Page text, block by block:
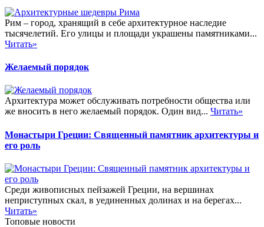
Рим – город, хранящий в себе архитектурное наследие
тысячелетий. Его улицы и площади украшены памятниками...
Читать»
Желаемый порядок
Архитектура может обслуживать потребности общества или
же вносить в него желаемый порядок. Один вид... Читать»
Монастыри Греции: Священный памятник архитектуры и
его роль
Среди живописных пейзажей Греции, на вершинах
неприступных скал, в уединенных долинах и на берегах...
Читать»
Топовые новости